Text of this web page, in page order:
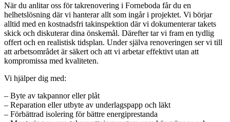
När du anlitar oss för takrenovering i Forneboda får du en
helhetslösning där vi hanterar allt som ingår i projektet. Vi börjar
alltid med en kostnadsfri takinspektion där vi dokumenterar takets
skick och diskuterar dina önskemål. Därefter tar vi fram en tydlig
offert och en realistisk tidsplan. Under själva renoveringen ser vi till
att arbetsområdet är säkert och att vi arbetar effektivt utan att
kompromissa med kvaliteten.
Vi hjälper dig med:
– Byte av takpannor eller plåt
– Reparation eller utbyte av underlagspapp och läkt
– Förbättrad isolering för bättre energiprestanda